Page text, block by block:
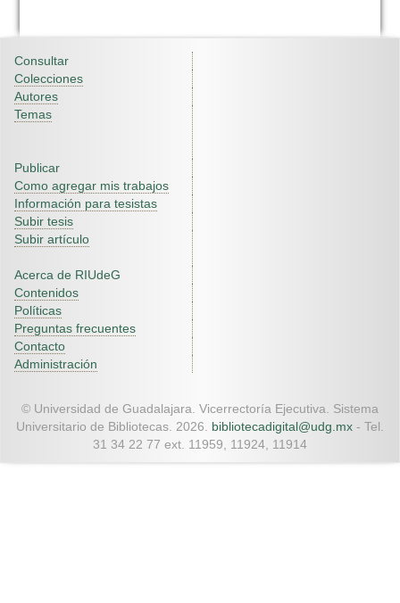
Consultar
Colecciones
Autores
Temas
Publicar
Como agregar mis trabajos
Información para tesistas
Subir tesis
Subir artículo
Acerca de RIUdeG
Contenidos
Políticas
Preguntas frecuentes
Contacto
Administración
© Universidad de Guadalajara. Vicerrectoría Ejecutiva. Sistema
Universitario de Bibliotecas. 2026. bibliotecadigital@udg.mx - Tel.
31 34 22 77 ext. 11959, 11924, 11914